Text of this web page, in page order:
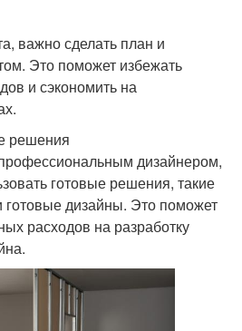
важно сделать план и
Это поможет избежать
и сэкономить на
решения
дизайнером,
готовые решения, такие
готовые дизайны. Это поможет
расходов на разработку